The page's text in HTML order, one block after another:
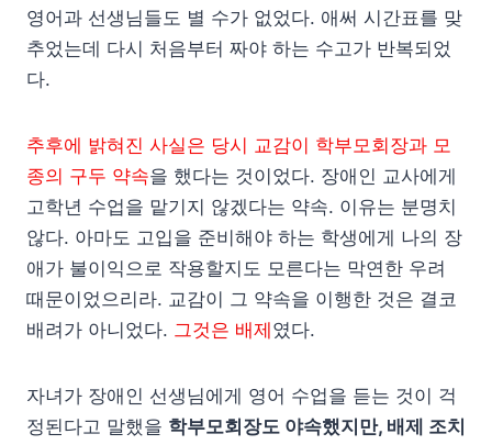
영어과 선생님들도 별 수가 없었다. 애써 시간표를 맞
추었는데 다시 처음부터 짜야 하는 수고가 반복되었
다.
추후에 밝혀진 사실은 당시 교감이 학부모회장과 모
종의 구두 약속을 했다는 것이었다. 장애인 교사에게
고학년 수업을 맡기지 않겠다는 약속. 이유는 분명치
않다. 아마도 고입을 준비해야 하는 학생에게 나의 장
애가 불이익으로 작용할지도 모른다는 막연한 우려
때문이었으리라. 교감이 그 약속을 이행한 것은 결코
배려가 아니었다. 그것은 배제 였다.
자녀가 장애인 선생님에게 영어 수업을 듣는 것이 걱
정된다고 말했을 학부모회장도 야속했지만, 배제 조치